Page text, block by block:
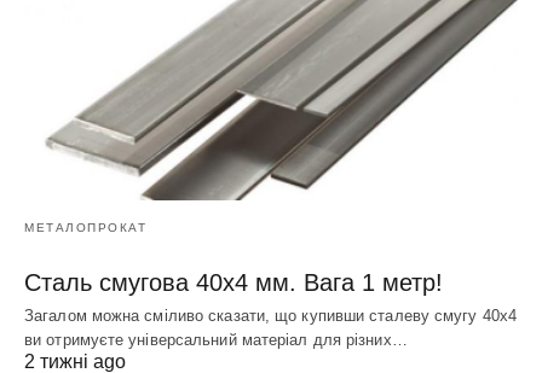
МЕТАЛОПРОКАТ
Сталь смугова 40х4 мм. Вага 1 метр!
Загалом можна сміливо сказати, що купивши сталеву смугу 40х4
ви отримуєте універсальний матеріал для різних…
2 тижні ago